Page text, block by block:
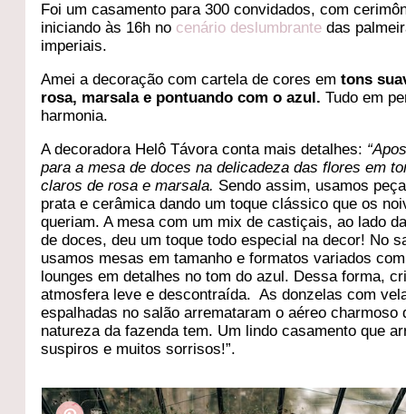
Foi um casamento para 300 convidados, com
iniciando às 16h no cenário deslumbrante das
imperiais.
Amei a decoração com cartela de cores emtons
rosa, marsala e pontuando com o azul. Tudo em
harmonia.
A decoradora Helô Távora conta mais detalhes:
para a mesa de doces na delicadeza das flores em
claros de rosa e marsala. Sendo assim, usamos
prata e cerâmica dando um toque clássico que os
queriam. A mesa com um mix de castiçais, ao lado
de doces, deu um toque todo especial na decor! No
usamos mesas em tamanho e formatos variados com
lounges em detalhes no tom do azul. Dessa forma,
atmosfera leve e descontraída. As donzelas com
espalhadas no salão arremataram o aéreo charmoso
natureza da fazenda tem. Um lindo casamento que
suspiros e muitos sorrisos!”.